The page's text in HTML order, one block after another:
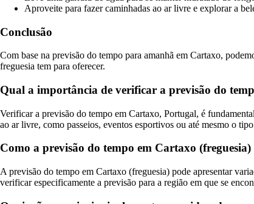
Aproveite para fazer caminhadas ao ar livre e explorar a
Conclusão
Com base na previsão do tempo para amanhã em Cartaxo,
freguesia tem para oferecer.
Qual a importância de verificar a previsão do
Verificar a previsão do tempo em Cartaxo, Portugal, é
ao ar livre, como passeios, eventos esportivos ou até mesmo o
Como a previsão do tempo em Cartaxo
A previsão do tempo em Cartaxo (freguesia) pode apresentar
verificar especificamente a previsão para a região em que se